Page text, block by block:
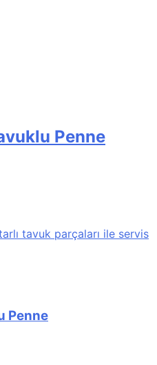
Penne
tavuk parçaları ile servis
Penne